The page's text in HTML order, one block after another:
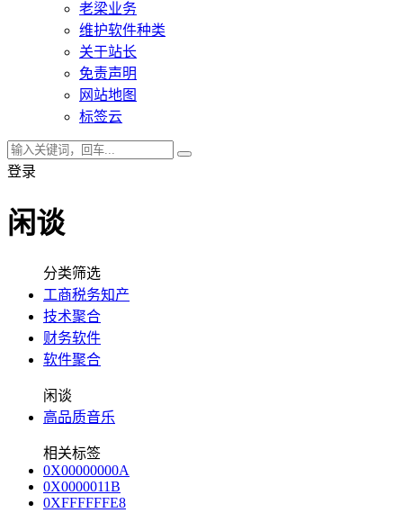
老梁业务
维护软件种类
关于站长
免责声明
网站地图
标签云
登录
闲谈
分类筛选
工商税务知产
技术聚合
财务软件
软件聚合
闲谈
高品质音乐
相关标签
0X00000000A
0X0000011B
0XFFFFFFE8